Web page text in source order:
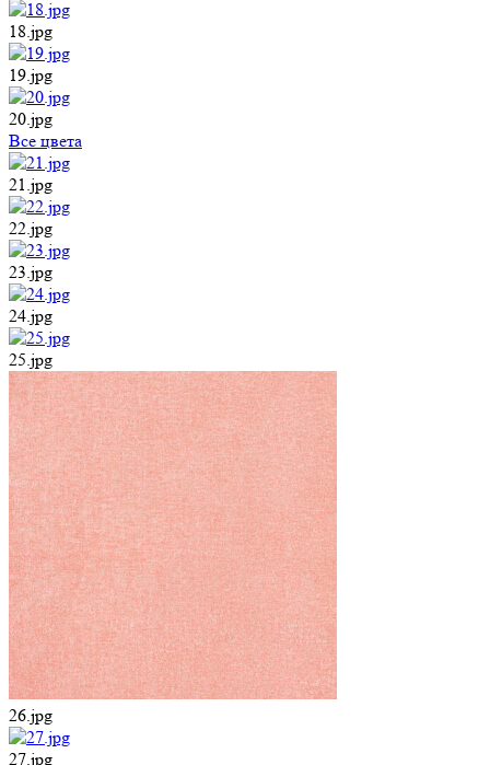
18.jpg
19.jpg
20.jpg
Все цвета
21.jpg
22.jpg
23.jpg
24.jpg
25.jpg
26.jpg
27.jpg